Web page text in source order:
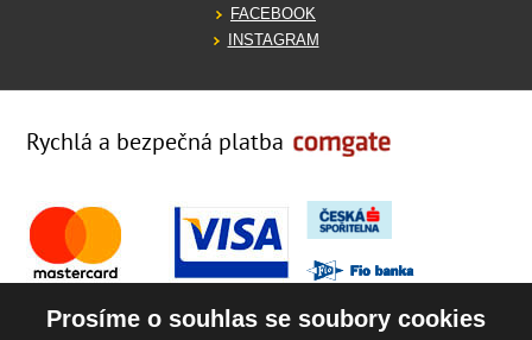
FACEBOOK
INSTAGRAM
Rychlá a bezpečná platba
Prosíme o souhlas se soubory cookies